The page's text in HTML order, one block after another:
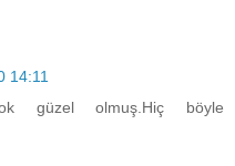
14:11
güzel olmuş.Hiç böyle